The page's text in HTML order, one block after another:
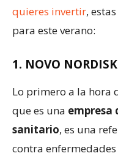
quieres invertir,
para este verano:
1. NOVO NORDISK
Lo primero a la hora
que es una empresa
sanitario, es una
contra